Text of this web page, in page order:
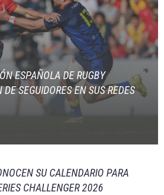
ESPAÑOLA DE RUGBY
SEGUIDORES EN SUS REDES
SU CALENDARIO PARA
CHALLENGER 2026